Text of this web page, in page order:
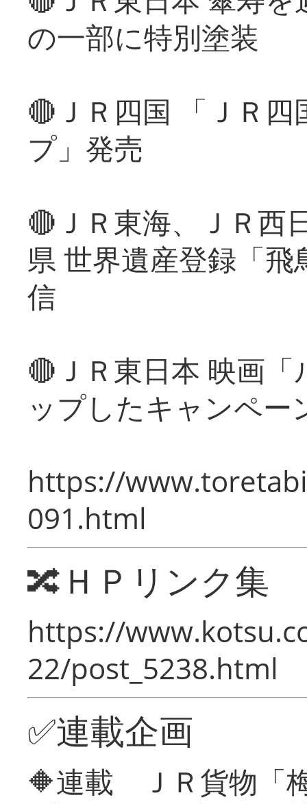
の一部に特別塗装
🔴ＪＲ四国 「ＪＲ
プ」発売
🔴ＪＲ東海、ＪＲ西
県 世界遺産登録「
信
🔴ＪＲ東日本 映画
ップしたキャンペー
https://
091.html
🔀ＨＰリンク集
https://
22/post_5238.html
✅連載企画
🔶連載 ＪＲ貨物「